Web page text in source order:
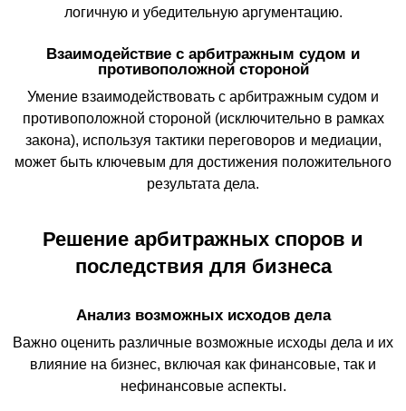
логичную и убедительную аргументацию.
Взаимодействие с арбитражным судом и
противоположной стороной
Умение взаимодействовать с арбитражным судом и
противоположной стороной (исключительно в рамках
закона), используя тактики переговоров и медиации,
может быть ключевым для достижения положительного
результата дела.
Решение арбитражных споров и
последствия для бизнеса
Анализ возможных исходов дела
Важно оценить различные возможные исходы дела и их
влияние на бизнес, включая как финансовые, так и
нефинансовые аспекты.